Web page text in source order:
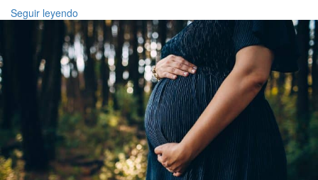
Seguir leyendo